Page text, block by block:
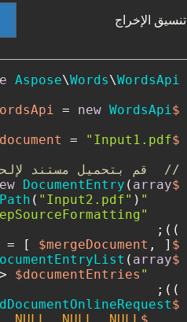
تنسيق الإخراج
Aspose\Words\WordsApi
$wordsApi
= new WordsApi
$document
= "Input1.pdf"
//  قم بتحميل مستند
$mergeDocument
DocumentEntry ( array
"file_reference"
( "Input2.pdf"
"import_format_mode"
));
$documentEntries
= [ $mergeDocument , ];
$documentList
( array
"document_entries"
$documentEntries
));
$appendDocumentOnline